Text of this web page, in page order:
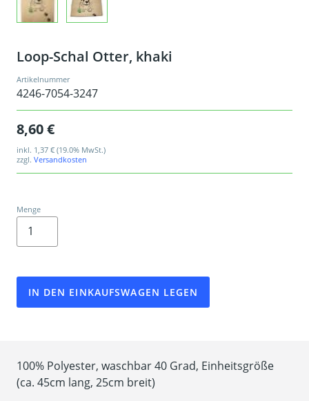
Loop-Schal Otter, khaki
Artikelnummer
4246-7054-3247
8,60 €
inkl. 1,37 € (19.0% MwSt.)
zzgl. Versandkosten
Menge
IN DEN EINKAUFSWAGEN LEGEN
100% Polyester, waschbar 40 Grad, Einheitsgröße
(ca. 45cm lang, 25cm breit)